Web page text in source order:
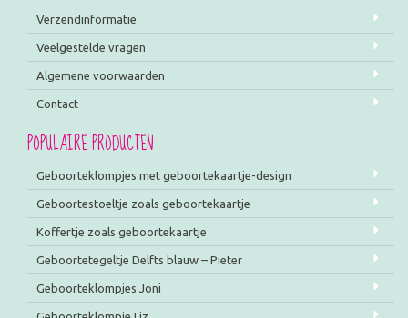
Verzendinformatie
Veelgestelde vragen
Algemene voorwaarden
Contact
POPULAIRE PRODUCTEN
Geboorteklompjes met geboortekaartje-design
Geboortestoeltje zoals geboortekaartje
Koffertje zoals geboortekaartje
Geboortetegeltje Delfts blauw – Pieter
Geboorteklompjes Joni